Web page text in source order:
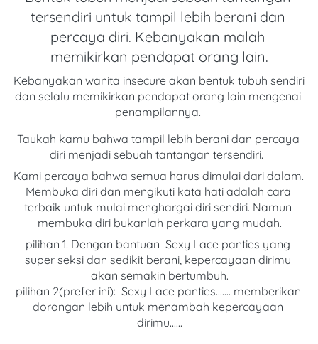
tersendiri untuk tampil lebih berani dan
percaya diri. Kebanyakan malah
memikirkan pendapat orang lain.
Kebanyakan wanita insecure akan bentuk tubuh sendiri
dan selalu memikirkan pendapat orang lain mengenai
penampilannya.
Taukah kamu bahwa tampil lebih berani dan percaya
diri menjadi sebuah tantangan tersendiri.
Kami percaya bahwa semua harus dimulai dari dalam.
Membuka diri dan mengikuti kata hati adalah cara
terbaik untuk mulai menghargai diri sendiri. Namun
membuka diri bukanlah perkara yang mudah.
pilihan 1: Dengan bantuan Sexy Lace panties yang
super seksi dan sedikit berani, kepercayaan dirimu
akan semakin bertumbuh.
pilihan 2(prefer ini): Sexy Lace panties....... memberikan
dorongan lebih untuk menambah kepercayaan
dirimu......